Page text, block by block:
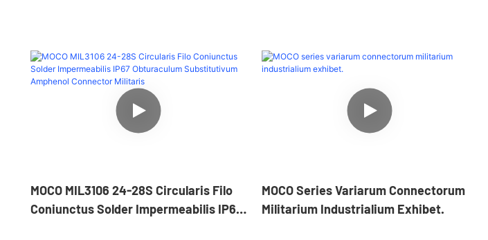
MOCO MIL3106 24-28S Circularis Filo
Coniunctus Solder Impermeabilis IP67
MOCO Series Variarum Connectorum
Militarium Industrialium Exhibet.